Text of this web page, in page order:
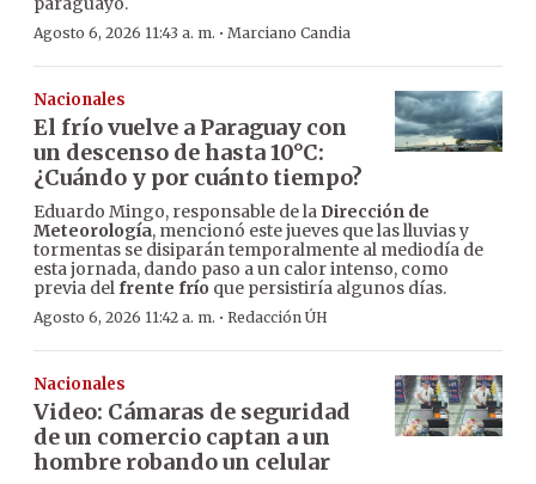
Agosto 6, 2026 11:43 a. m. · Marciano Candia
Nacionales
El frío vuelve a Paraguay con
un descenso de hasta 10°C:
¿Cuándo y por cuánto tiempo?
Eduardo Mingo, responsable de la Dirección de
Meteorología, mencionó este jueves que las lluvias y
tormentas se disiparán temporalmente al mediodía de
esta jornada, dando paso a un calor intenso, como
previa delfrente frío que persistiría algunos días.
Agosto 6, 2026 11:42 a. m. · Redacción ÚH
Nacionales
Video: Cámaras de seguridad
de un comercio captan a un
hombre robando un celular